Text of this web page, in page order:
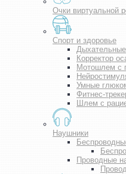
Очки виртуальной
Спорт и здоровье
Корректор
Мотошлем с
Умные
Фитнес-
Шлем с
Наушники
Проводные